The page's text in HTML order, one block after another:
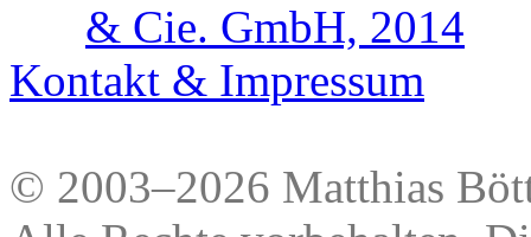
& Cie. GmbH, 2014
Kontakt & Impressum
© 2003–2026 Matthias